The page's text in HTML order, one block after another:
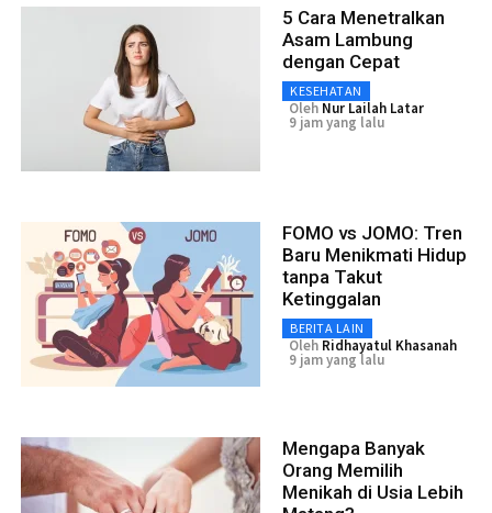
5 Cara Menetralkan
Asam Lambung
dengan Cepat
KESEHATAN
Oleh Nur Lailah Latar
9 jam yang lalu
FOMO vs JOMO: Tren
Baru Menikmati Hidup
tanpa Takut
Ketinggalan
BERITA LAIN
Oleh Ridhayatul Khasanah
9 jam yang lalu
Mengapa Banyak
Orang Memilih
Menikah di Usia Lebih